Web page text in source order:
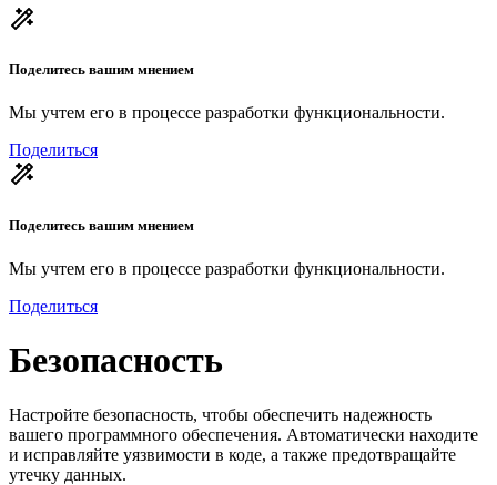
Поделитесь вашим мнением
Мы учтем его в процессе разработки функциональности.
Поделиться
Поделитесь вашим мнением
Мы учтем его в процессе разработки функциональности.
Поделиться
Безопасность
Настройте безопасность, чтобы обеспечить надежность
вашего программного обеспечения. Автоматически находите
и исправляйте уязвимости в коде, а также предотвращайте
утечку данных.